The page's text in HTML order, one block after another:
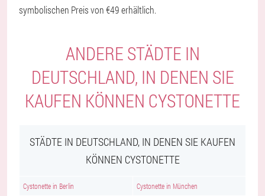
symbolischen Preis von €49 erhältlich.
ANDERE STÄDTE IN
DEUTSCHLAND, IN DENEN SIE
KAUFEN KÖNNEN CYSTONETTE
STÄDTE IN DEUTSCHLAND, IN DENEN SIE KAUFEN
KÖNNEN CYSTONETTE
Cystonette in Berlin Cystonette in München